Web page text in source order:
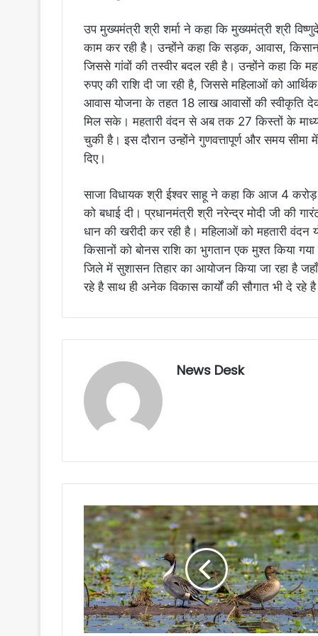
उप मुख्यमंत्री श्री शर्मा ने कहा कि मुख्यमंत्री श्री
काम कर रही है। उन्होंने कहा कि सड़क, आवास,
जिससे गांवों की तस्वीर बदल रही है। उन्होंने कहा कि
रुपए की राशि दी जा रही है, जिससे महिलाओं को
आवास योजना के तहत 18 लाख आवासों की स्वीकृति
मिल सके। महतारी वंदन से अब तक 27 किस्तों के
चुकी है। इस दौरान उन्होंने गुणवत्तापूर्ण और समय सीमा
दिए।
साजा विधायक श्री ईश्वर साहू ने कहा कि आज 4
को बधाई दी। प्रधानमंत्री श्री नरेन्द्र मोदी जी की
धान की खरीदी कर रही है। महिलाओं को महतारी
किसानों को बोनस राशि का भुगतान एक मुश्त किया
जिले में सुशासन तिहार का आयोजन किया जा रहा है
रहे है साथ ही अनेक विकास कार्यों की सौगात भी दे रहे
News Desk